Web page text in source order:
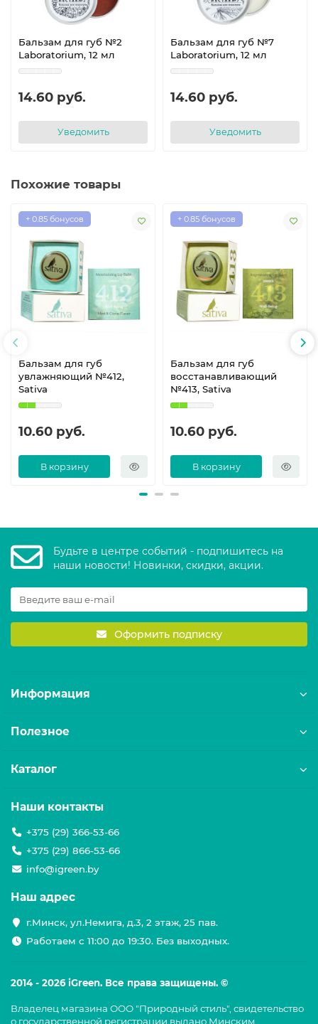
Бальзам для губ №2
Laboratorium, 12 мл
14.60 руб.
Уведомить
Бальзам для губ №7
Laboratorium, 12 мл
14.60 руб.
Уведомить
Похожие товары
+ 0.85 бонусов
Бальзам для губ
увлажняющий №412,
Sativa
10.60 руб.
В корзину
+ 0.85 бонусов
Бальзам для губ
восстанавливающий
№413, Sativa
10.60 руб.
В корзину
Будьте в центре событий - подпишитесь на
наши новости! Новинки, скидки, акции.
Оформить подписку
Информация
Полезное
Каталог
Наши контакты
+375 (29) 366-53-66
+375 (29) 866-53-66
info@igreen.by
Наш адрес
г.Минск, ул.Немига, д.3, 2 этаж, 25 пав.
Работаем с 11:00 до 19:30. Без выходных.
2014 - 2026 iGreen. Все права защищены. ©
Владелец магазина ООО "Природный стиль", свидетельство
о государственной регистрации выдано Минским